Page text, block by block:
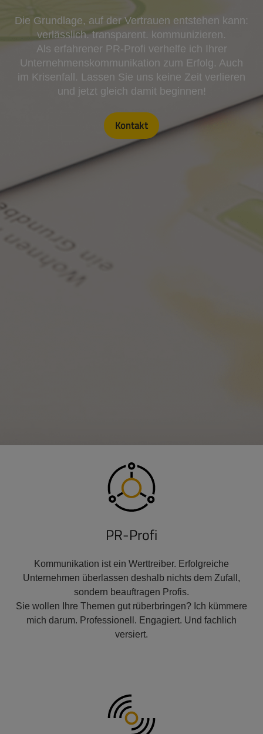
Die Grundlage, auf der Vertrauen entstehen kann:
verlässlich. transparent. kommunizieren.
Als erfahrener PR-Profi verhelfe ich Ihrer
Unternehmenskommunikation zum Erfolg. Auch
im Krisenfall. Lassen Sie uns keine Zeit verlieren
und jetzt gleich damit beginnen!
Kontakt
PR-Profi
Kommunikation ist ein Werttreiber. Erfolgreiche
Unternehmen überlassen deshalb nichts dem Zufall,
sondern beauftragen Profis.
Sie wollen Ihre Themen gut rüberbringen? Ich kümmere
mich darum. Professionell. Engagiert. Und fachlich
versiert.